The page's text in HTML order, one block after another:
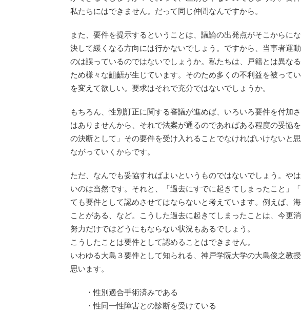
私たちにはできません。だって同じ仲間なんですから。
また、要件を提示するということは、議論の出発点がそこからに
決して緩くなる方向には行かないでしょう。ですから、当事者運
のは誤っているのではないでしょうか。私たちは、戸籍とは異な
ため様々な齟齬が生じています。そのため多くの不利益を被って
を変えて欲しい。要求はそれで充分ではないでしょうか。
もちろん、性別訂正に関する審議が進めば、いろいろ要件を付加
はありませんから、それで法案が通るのであればある程度の妥協
の決断として」その要件を受け入れることでなければいけないと
ながっていくからです。
ただ、なんでも妥協すればよいというものではないでしょう。や
いのは当然です。それと、「過去にすでに起きてしまったこと」
ても要件として認めさせてはならないと考えています。例えば、
ことがある、など。こうした過去に起きてしまったことは、今更
努力だけではどうにもならない状況もあるでしょう。
こうしたことは要件として認めることはできません。
いわゆる大島３要件として知られる、神戸学院大学の大島俊之教
思います。
・性別適合手術済みである
・性同一性障害との診断を受けている